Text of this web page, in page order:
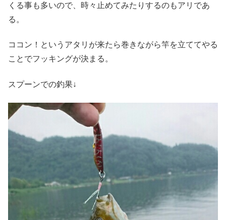
くる事も多いので、時々止めてみたりするのもアリであ
る。
ココン！というアタリが来たら巻きながら竿を立ててやる
ことでフッキングが決まる。
スプーンでの釣果↓